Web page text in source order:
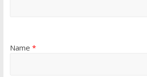
Name *